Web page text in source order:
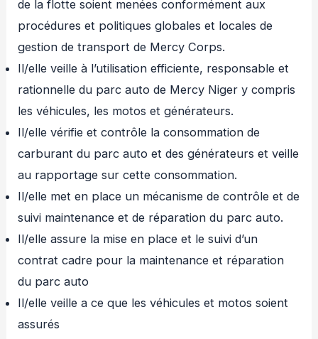
de la flotte soient menées conformément aux
procédures et politiques globales et locales de
gestion de transport de Mercy Corps.
Il/elle veille à l’utilisation efficiente, responsable et
rationnelle du parc auto de Mercy Niger y compris
les véhicules, les motos et générateurs.
Il/elle vérifie et contrôle la consommation de
carburant du parc auto et des générateurs et veille
au rapportage sur cette consommation.
Il/elle met en place un mécanisme de contrôle et de
suivi maintenance et de réparation du parc auto.
Il/elle assure la mise en place et le suivi d’un
contrat cadre pour la maintenance et réparation
du parc auto
Il/elle veille a ce que les véhicules et motos soient
assurés